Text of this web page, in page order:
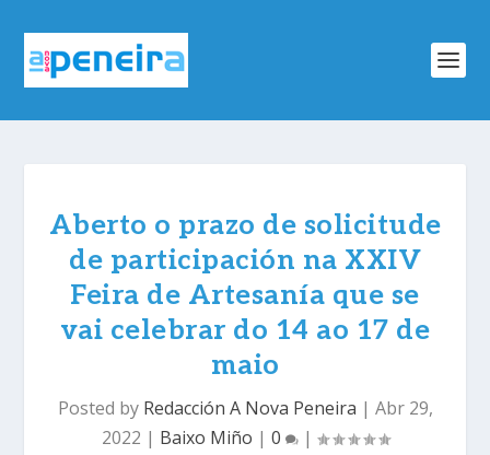
Aberto o prazo de solicitude
de participación na XXIV
Feira de Artesanía que se
vai celebrar do 14 ao 17 de
maio
Posted by Redacción A Nova Peneira | Abr 29,
2022 | Baixo Miño | 0 |